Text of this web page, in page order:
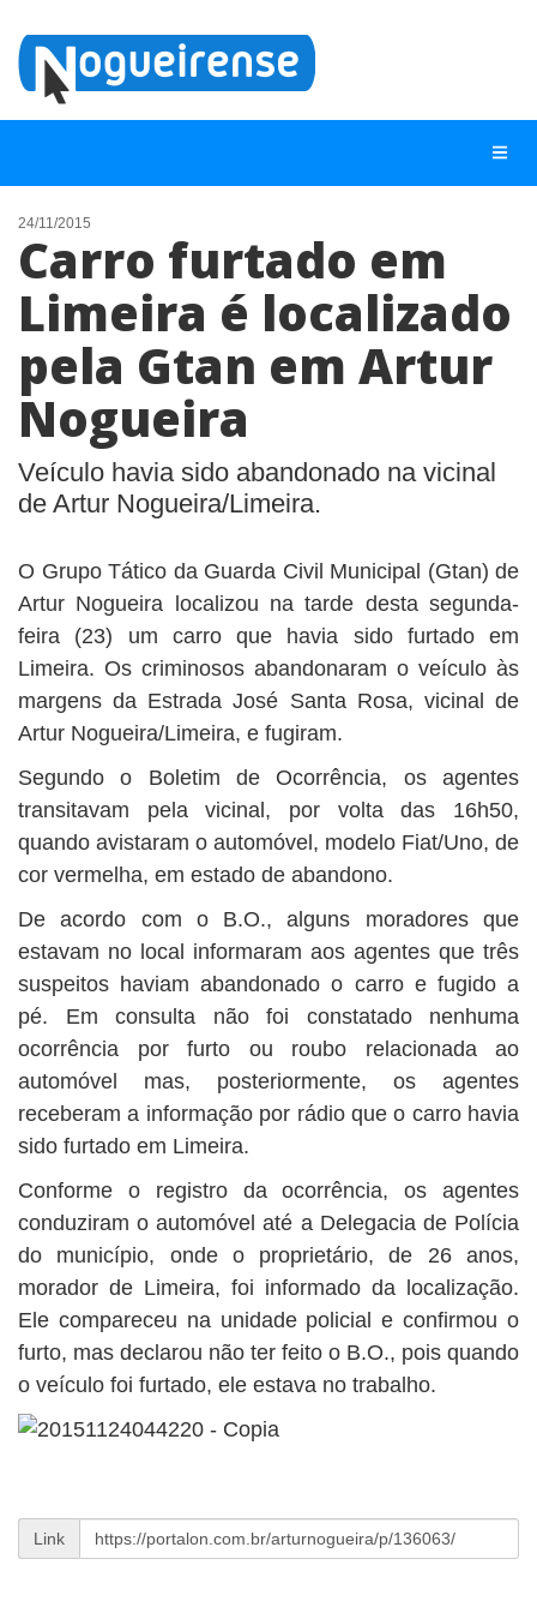
NOTÍCIAS
LISTA DIGITAL
TELEFONES ÚTEIS
QUEM SOMOS
CONTATO
ANUNCIE
24/11/2015
Carro furtado em
Limeira é localizado
pela Gtan em Artur
Nogueira
Veículo havia sido abandonado na vicinal
de Artur Nogueira/Limeira.
O Grupo Tático da Guarda Civil Municipal (Gtan) de
Artur Nogueira localizou na tarde desta segunda-
feira (23) um carro que havia sido furtado em
Limeira. Os criminosos abandonaram o veículo às
margens da Estrada José Santa Rosa, vicinal de
Artur Nogueira/Limeira, e fugiram.
Segundo o Boletim de Ocorrência, os agentes
transitavam pela vicinal, por volta das 16h50,
quando avistaram o automóvel, modelo Fiat/Uno, de
cor vermelha, em estado de abandono.
De acordo com o B.O., alguns moradores que
estavam no local informaram aos agentes que três
suspeitos haviam abandonado o carro e fugido a
pé. Em consulta não foi constatado nenhuma
ocorrência por furto ou roubo relacionada ao
automóvel mas, posteriormente, os agentes
receberam a informação por rádio que o carro havia
sido furtado em Limeira.
Conforme o registro da ocorrência, os agentes
conduziram o automóvel até a Delegacia de Polícia
do município, onde o proprietário, de 26 anos,
morador de Limeira, foi informado da localização.
Ele compareceu na unidade policial e confirmou o
furto, mas declarou não ter feito o B.O., pois quando
o veículo foi furtado, ele estava no trabalho.
Link